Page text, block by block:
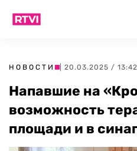
НОВОСТИ | 20.03.2025 / 13:42
Напавшие на
возможность
площади и в